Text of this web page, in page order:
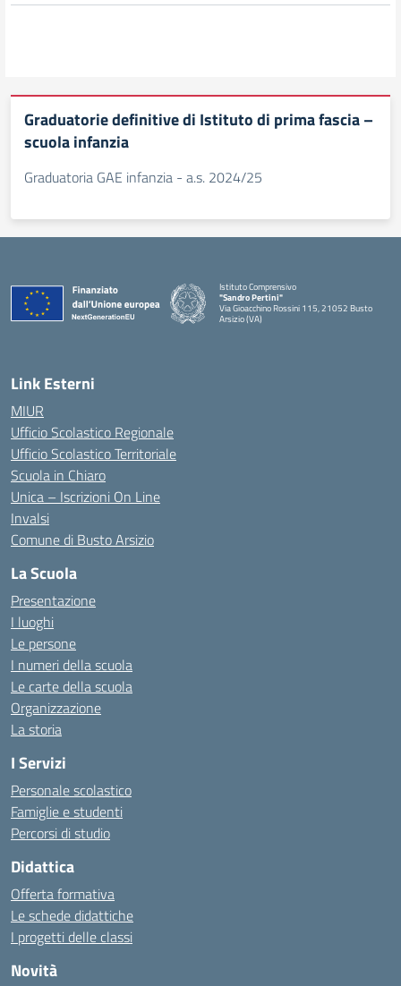
Graduatorie definitive di Istituto di prima fascia –
scuola infanzia
Graduatoria GAE infanzia - a.s. 2024/25
Istituto Comprensivo
"Sandro Pertini"
Via Gioacchino Rossini 115, 21052 Busto
Arsizio (VA)
Link Esterni
MIUR
Ufficio Scolastico Regionale
Ufficio Scolastico Territoriale
Scuola in Chiaro
Unica – Iscrizioni On Line
Invalsi
Comune di Busto Arsizio
La Scuola
Presentazione
I luoghi
Le persone
I numeri della scuola
Le carte della scuola
Organizzazione
La storia
I Servizi
Personale scolastico
Famiglie e studenti
Percorsi di studio
Didattica
Offerta formativa
Le schede didattiche
I progetti delle classi
Novità